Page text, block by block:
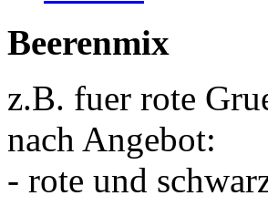
Beerenmix
z.B. fuer rote
nach Angebot:
- rote und